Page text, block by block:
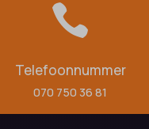

Telefoonnummer
070 750 36 81